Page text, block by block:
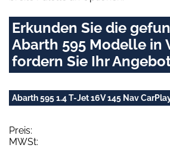
Erkunden Sie die
Abarth 595 Modelle in
fordern Sie Ihr
Abarth 595 1.4 T-Jet 16V 145 Nav
Preis:
MWSt: